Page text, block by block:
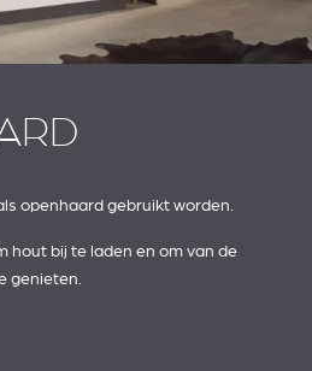
openhaard gebruikt worden.
hout bij te laden en om van de
genieten.